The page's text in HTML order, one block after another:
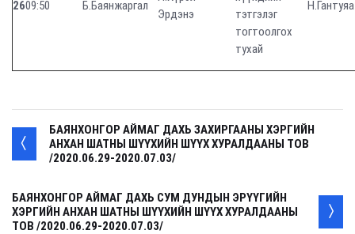
2609:50 Б.Баянжаргал
Эрдэнэ
тэтгэлэг
тогтоолгох
тухай
Н.Гантуяа
БАЯНХОНГОР АЙМАГ ДАХЬ ЗАХИРГААНЫ ХЭРГИЙН
АНХАН ШАТНЫ ШҮҮХИЙН ШҮҮХ ХУРАЛДААНЫ ТОВ
/2020.06.29-2020.07.03/
БАЯНХОНГОР АЙМАГ ДАХЬ СУМ ДУНДЫН ЭРҮҮГИЙН
ХЭРГИЙН АНХАН ШАТНЫ ШҮҮХИЙН ШҮҮХ ХУРАЛДААНЫ
ТОВ /2020.06.29-2020.07.03/